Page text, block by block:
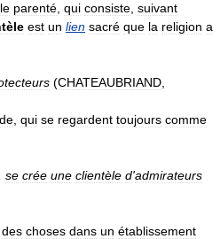
parenté qui consiste suivant
est un lien sacré que la religion a
(CHATEAUBRIAND
qui se regardent toujours comme
se crée une clientèle d'admirateurs
des choses dans un établissement